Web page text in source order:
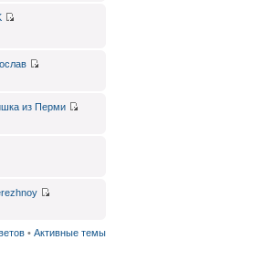
из Перми
• Активные темы